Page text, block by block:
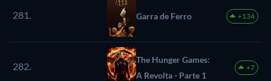
281. Garra de Ferro +134
282.
The Hunger Games:
A Revolta - Parte 1
+7